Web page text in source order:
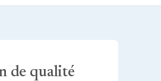
de qualité